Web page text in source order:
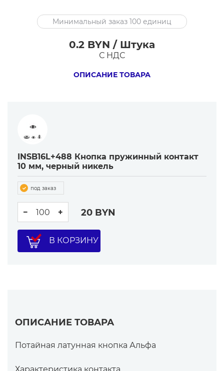
INSB16L+488
Кнопка
пружинный
Минимальный заказ 100 единиц
0.2 BYN / Штука
С НДС
ОПИСАНИЕ ТОВАРА
INSB16L+488 Кнопка пружинный контакт
10 мм, черный никель
под заказ
− + 20 BYN
В КОРЗИНУ
ОПИСАНИЕ ТОВАРА
Потайная латунная кнопка Альфа